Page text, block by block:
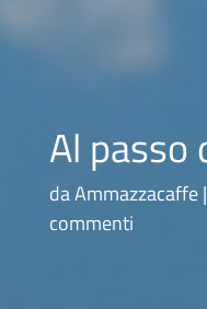
Al passo
daAmmazzacaffe
commenti